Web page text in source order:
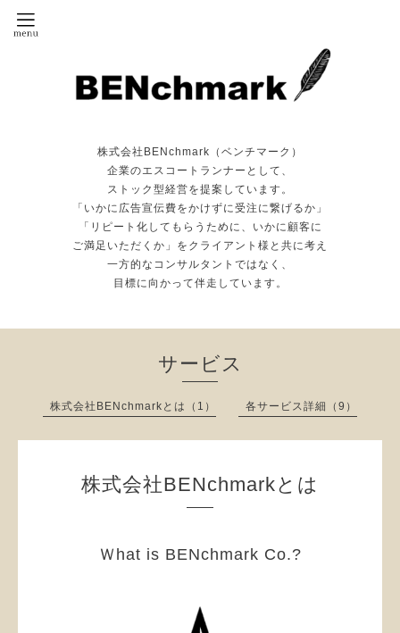
株式会社BENchmark（ベンチマーク）
企業のエスコートランナーとして、
ストック型経営を提案しています。
「いかに広告宣伝費をかけずに受注に繋げるか」
「リピート化してもらうために、いかに顧客に
ご満足いただくか」をクライアント様と共に考え
一方的なコンサルタントではなく、
目標に向かって伴走しています。
サービス
株式会社BENchmarkとは（1） 各サービス詳細（9）
株式会社BENchmarkとは
Ｗhat is BENchmark Co.?